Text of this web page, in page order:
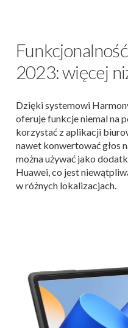
2023: więcej
Dzięki systemowi
oferuje funkcje niemal na
korzystać z aplikacji
nawet konwertować głos
można używać jako
Huawei, co jest
w różnych lokalizacjach.